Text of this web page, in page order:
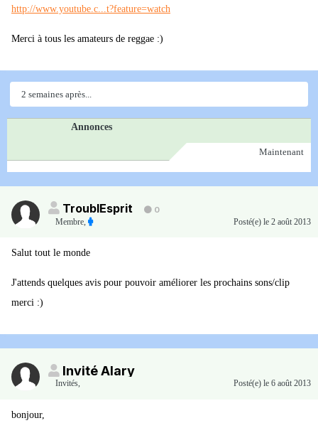
http://www.youtube.c...t?feature=watch
Merci à tous les amateurs de reggae :)
2 semaines après...
Annonces
Maintenant
TroublEsprit
0
Membre, Posté(e) le 2 août 2013
Salut tout le monde
J'attends quelques avis pour pouvoir améliorer les prochains sons/clip
merci :)
Invité Alary
Invités, Posté(e) le 6 août 2013
bonjour,